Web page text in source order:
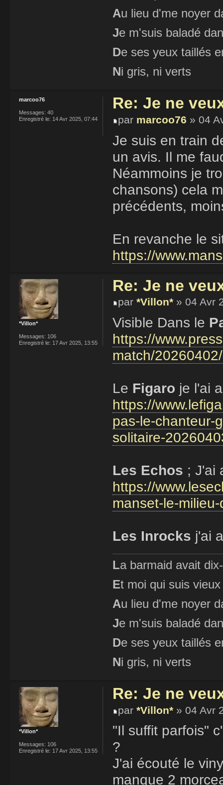
Au lieu d'me noyer
Je m'suis baladé
De ses yeux taillés
Ni gris, ni verts
Re: Je ne
par marcoo76 » 04
Je suis en train
un avis. Il me
Néammoins je
chansons) cela
précédents,
En revanche le
https://
marcoo76
Messages: 40
Enregistré le: 14 Avr 2025, 07:44
Re: Je ne
par *Villon* » 04 Avr
Visible Dans le
https://
match/
Le Figaro je l'ai
https://
pas-le-chanteur-
solitaire-
Les Echos ; J'ai
https://
manset-le-
Les Inrocks j'ai
La barmaid avait
Et moi qui suis
Au lieu d'me noyer
Je m'suis baladé
De ses yeux taillés
Ni gris, ni verts
*Villon*
Messages: 106
Enregistré le: 17 Avr 2025, 13:55
Re: Je ne
par *Villon* » 04 Avr
"Il suffit parfois"
?
J'ai écouté le
manque 2
*Villon*
Messages: 106
Enregistré le: 17 Avr 2025, 13:55